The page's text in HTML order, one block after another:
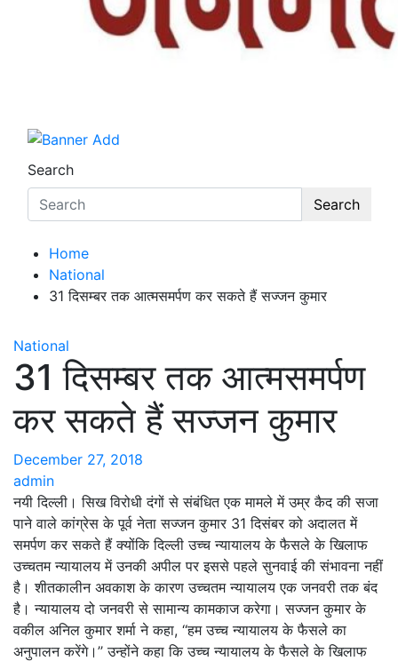
Search
Search
Home
National
31 दिसम्बर तक आत्मसमर्पण कर सकते हैं सज्जन कुमार
National
31 दिसम्बर तक आत्मसमर्पण
कर सकते हैं सज्जन कुमार
December 27, 2018
admin
नयी दिल्ली। सिख विरोधी दंगों से संबंधित एक मामले में उम्र कैद की सजा
पाने वाले कांग्रेस के पूर्व नेता सज्जन कुमार 31 दिसंबर को अदालत में
समर्पण कर सकते हैं क्योंकि दिल्ली उच्च न्यायालय के फैसले के खिलाफ
उच्चतम न्यायालय में उनकी अपील पर इससे पहले सुनवाई की संभावना नहीं
है। शीतकालीन अवकाश के कारण उच्चतम न्यायालय एक जनवरी तक बंद
है। न्यायालय दो जनवरी से सामान्य कामकाज करेगा। सज्जन कुमार के
वकील अनिल कुमार शर्मा ने कहा, ‘‘हम उच्च न्यायालय के फैसले का
अनुपालन करेंगे।’’ उन्होंने कहा कि उच्च न्यायालय के फैसले के खिलाफ